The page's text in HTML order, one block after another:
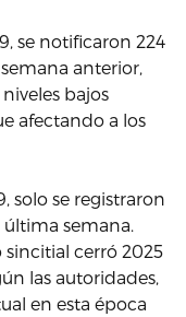
se notificaron 224
anterior,
bajos
afectando a los
solo se registraron
última semana.
sincitial cerró 2025
las autoridades,
en esta época